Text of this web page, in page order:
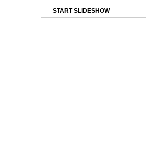
START SLIDESHOW